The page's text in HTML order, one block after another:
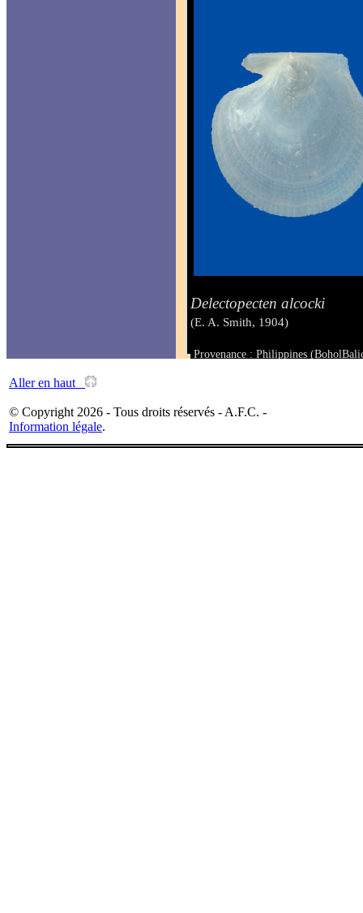
Delectopecten alcocki
(E. A. Smith, 1904)
Provenance : Philippines
Aller en haut
© Copyright 2026 - Tous droits réservés - A.F.C. -
Information légale.